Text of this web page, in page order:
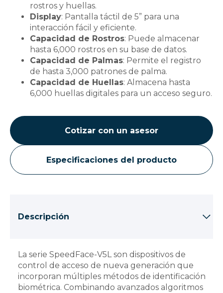
rostros y huellas.
Display: Pantalla táctil de 5” para una
interacción fácil y eficiente.
Capacidad de Rostros: Puede almacenar
hasta 6,000 rostros en su base de datos.
Capacidad de Palmas: Permite el registro
de hasta 3,000 patrones de palma.
Capacidad de Huellas: Almacena hasta
6,000 huellas digitales para un acceso seguro.
Cotizar con un asesor
Especificaciones del producto
Descripción
La serie SpeedFace-V5L son dispositivos de
control de acceso de nueva generación que
incorporan múltiples métodos de identificación
biométrica. Combinando avanzados algoritmos